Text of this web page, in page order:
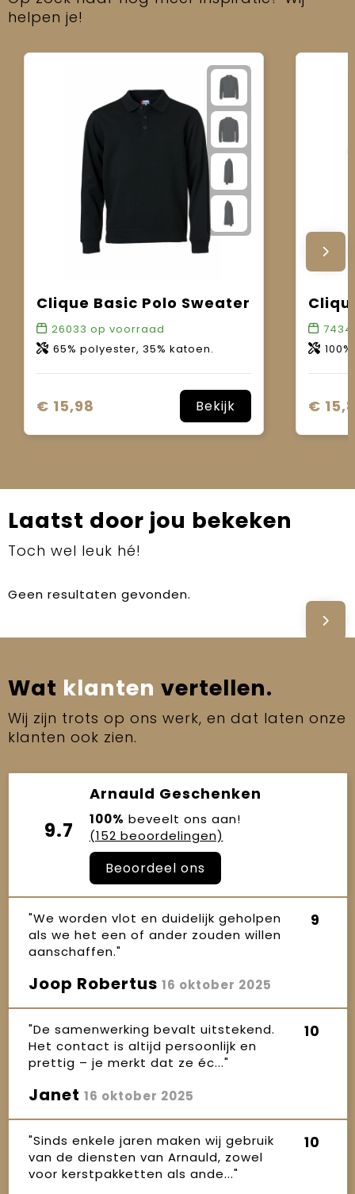
helpen je!
Clique Basic Polo Sweater
26033 op voorraad
65% polyester, 35% katoen.
€ 15,98 Bekijk
7434
€
Laatst door jou bekeken
Toch wel leuk hé!
Geen resultaten gevonden.
Wat klanten vertellen.
Wij zijn trots op ons werk, en dat laten onze
klanten ook zien.
9.7
Arnauld Geschenken
100% beveelt ons aan!
(152 beoordelingen)
Beoordeel ons
"We worden vlot en duidelijk geholpen
als we het een of ander zouden willen
aanschaffen."
9
Joop Robertus 16 oktober 2025
"De samenwerking bevalt uitstekend.
Het contact is altijd persoonlijk en
prettig – je merkt dat ze éc..."
10
Janet 16 oktober 2025
"Sinds enkele jaren maken wij gebruik
van de diensten van Arnauld, zowel
voor kerstpakketten als ande..."
10